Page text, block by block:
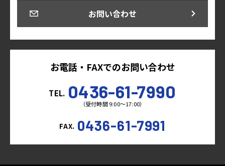
お問い合わせ
お電話・FAXでのお問い合わせ
TEL. 0436-61-7990
（受付時間 9:00～17:00）
FAX. 0436-61-7991